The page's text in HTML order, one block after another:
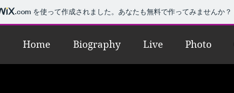
.com を使って作成されました。あなたも無料で作ってみませんか？
Home Biography Live Photo